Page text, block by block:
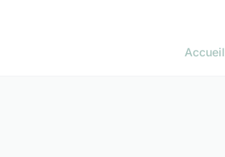
Accueil